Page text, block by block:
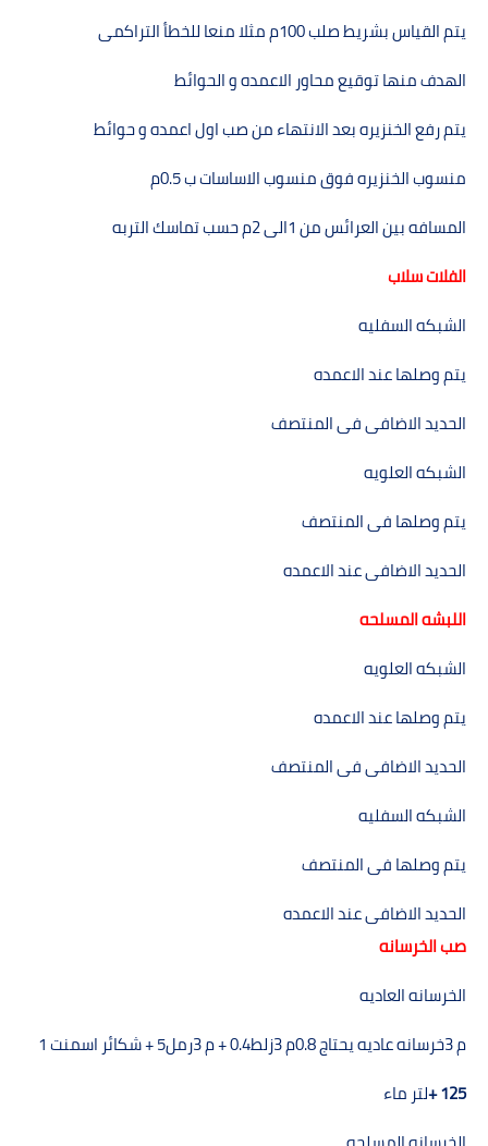
يتم القياس بشريط صلب100م مثلا منعا للخطأ التراكمى
الھدف منھا توقيع محاور الاعمده و الحوائط
يتم رفع الخنزيره بعد الانتھاء من صب اول اعمده و حوائط
منسوب الخنزيره فوق منسوب الاساسات ب0.5م
المسافه بين العرائس من1الى2م حسب تماسك التربه
الفلات سلاب
الشبكه السفليه
يتم وصلھا عند الاعمده
الحديد الاضافى فى المنتصف
الشبكه العلويه
يتم وصلھا فى المنتصف
الحديد الاضافى عند الاعمده
اللبشه المسلحه
الشبكه العلويه
يتم وصلھا عند الاعمده
الحديد الاضافى فى المنتصف
الشبكه السفليه
يتم وصلھا فى المنتصف
الحديد الاضافى عند الاعمده
صب الخرسانه
الخرسانه العاديه
م 3خرسانه عاديه يحتاج
0.8م 3زلط + 0.4م 3رمل + 5شكائر اسمنت 1
+ 125لتر ماء